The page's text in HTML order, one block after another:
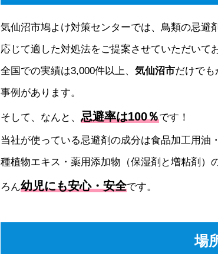
気仙沼市鳩よけ対策センターでは、鳥類の忌避
応じて適した対処法をご提案させていただいて
全国での実績は3,000件以上、 気仙沼市だけでも
事例があります。
そして、なんと、 忌避率は100％です！
当社が使っている忌避剤の成分は食品加工用油
種植物エキス・薬用添加物（保湿剤と増粘剤）
ろん幼児にも安心・安全です。
場